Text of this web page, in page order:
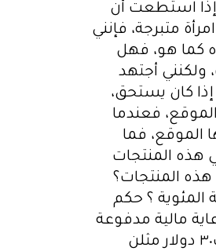
المجال؟ 2ـ ما حكم التسويق لتلك المنتجات التي صنفتها حسب رأيي -منتج مباح لكن به شبهة-؟ 3ـ إذا استطعت أن
متبرجة، فإنني
كما هو، فهل
ولكنني أجتهد
إذا كان يستحق،
الموقع، فعندما
الموقع، فما
هذه المنتجات
المنتجات؟
المئوية ؟ حكم
العلم اني اقوم بدعاية مالية مدفوعة
انا لا اخذ هذا الرقم مثال البائع يقول لي هذا المنتج يسوي ١٠٠ لك من المئة ٥٠ ثم اذهب لاقوم بدعاية مالية مدفوعة ب٣٠ دولار مثلن